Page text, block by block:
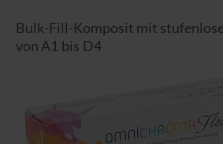
Bulk-Fill-Komposit mit
von A1 bis D4